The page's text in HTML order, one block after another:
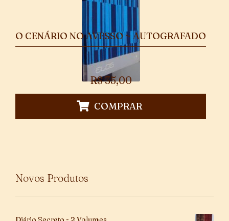
O CENÁRIO NO AVESSO ~ AUTOGRAFADO
R$35,00
COMPRAR
Novos Produtos